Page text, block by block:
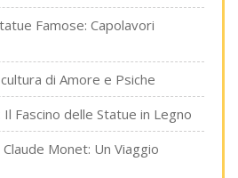
Famose: Capolavori
di Amore e Psiche
Fascino delle Statue in Legno
Monet: Un Viaggio